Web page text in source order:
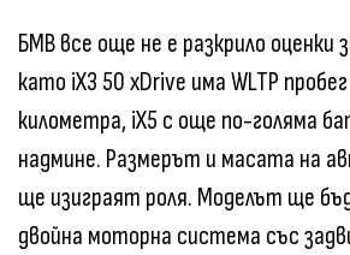
БМВ все още не е разкрило оценки
като iX3 50 xDrive има WLTP
километра, iX5 с още по-голяма
надмине. Размерът и масата на
ще изиграят роля. Моделът ще
двойна моторна система със